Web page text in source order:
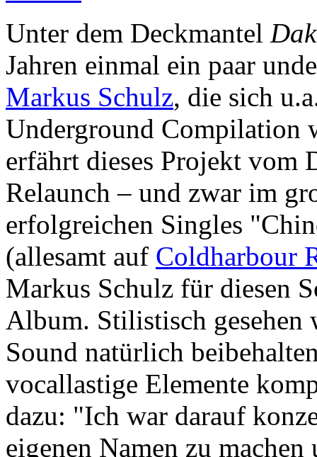
Unter dem Deckmantel
Jahren einmal ein paar
Markus Schulz, die sich
Underground Compilation
erfährt dieses Projekt vom
Relaunch – und zwar im
erfolgreichen Singles
(allesamt auf Coldharbour
Markus Schulz für diesen
Album. Stilistisch gesehen
Sound natürlich
vocallastige Elemente
dazu: "Ich war darauf
eigenen Namen zu